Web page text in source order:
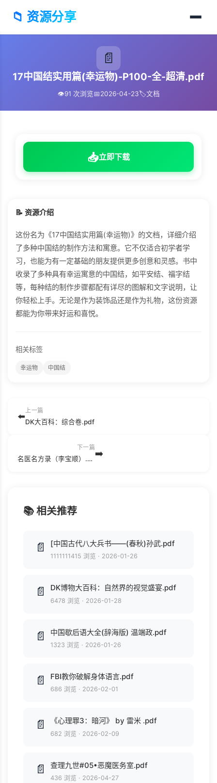
📁 资源分享
📄
17中国结实用篇(幸运物)-P100-全-超清.pdf
👁️91 次浏览📅2026-04-23🏷️文档
📥立即下载
📝 资源介绍
这份名为《17中国结实用篇(幸运物)》的文档，详细介绍
了多种中国结的制作方法和寓意。它不仅适合初学者学
习，也能为有一定基础的朋友提供更多创意和灵感。书中
收录了多种具有幸运寓意的中国结，如平安结、福字结
等，每种结的制作步骤都配有详尽的图解和文字说明，让
你轻松上手。无论是作为装饰品还是作为礼物，这份资源
都能为你带来好运和喜悦。
相关标签
幸运物 中国结
⬅️
上一篇
DK大百科：综合卷.pdf
下一篇
名医名方录（李宝顺）.pdf ➡️
📚 相关推荐
📄 [中国古代八大兵书——(春秋)孙武.pdf
1111111415 浏览 · 2026-01-26
📄 DK博物大百科：自然界的视觉盛宴.pdf
6478 浏览 · 2026-01-28
📄 中国歇后语大全(辞海版) 温端政.pdf
1323 浏览 · 2026-01-26
📄 FBI教你破解身体语言.pdf
686 浏览 · 2026-02-01
📄 《心理罪3：暗河》 by 雷米 .pdf
682 浏览 · 2026-02-09
📄 查理九世#05•恶魔医务室.pdf
436 浏览 · 2026-04-27